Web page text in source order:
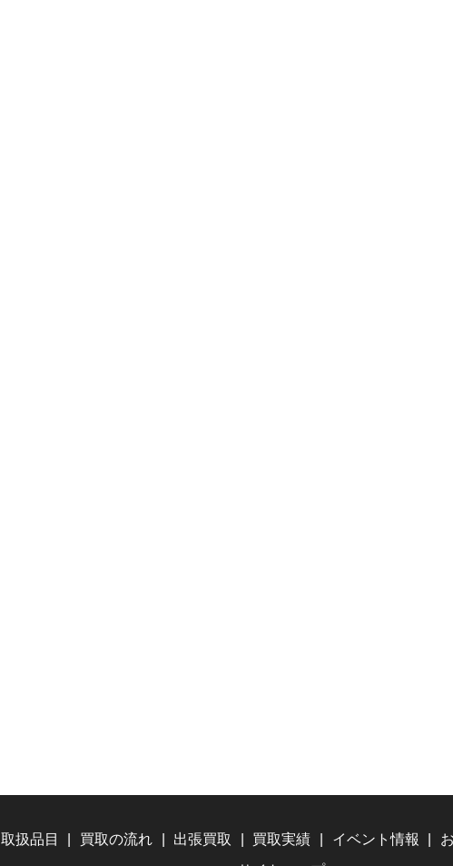
取扱品目 買取の流れ 出張買取 買取実績 イベント情報